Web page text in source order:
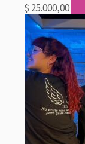
$ 25.000,00